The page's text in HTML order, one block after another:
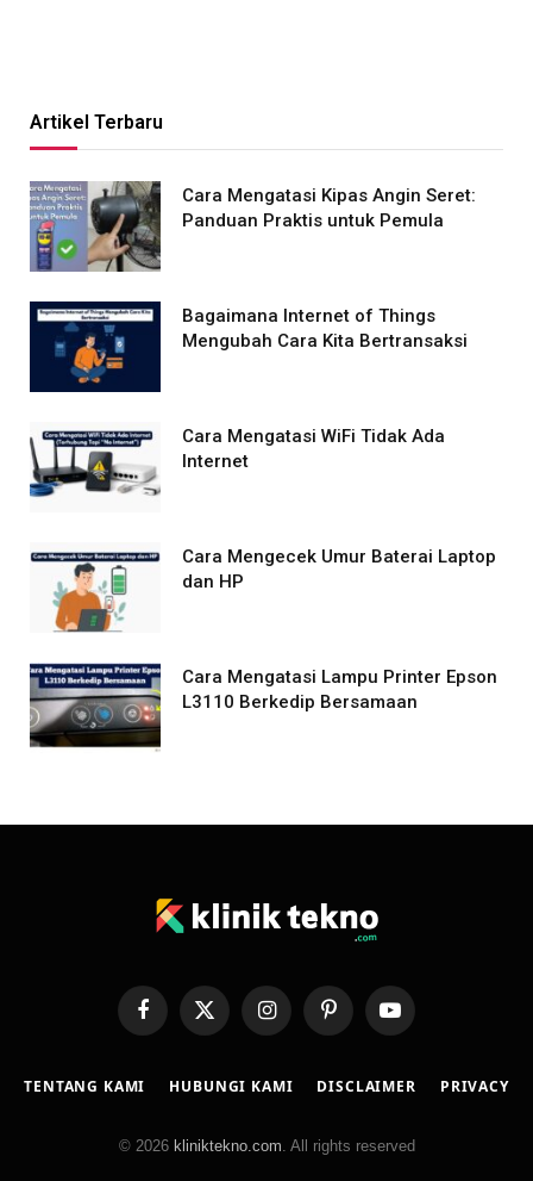
Artikel Terbaru
Cara Mengatasi Kipas Angin Seret:
Panduan Praktis untuk Pemula
Bagaimana Internet of Things
Mengubah Cara Kita Bertransaksi
Cara Mengatasi WiFi Tidak Ada
Internet
Cara Mengecek Umur Baterai Laptop
dan HP
Cara Mengatasi Lampu Printer Epson
L3110 Berkedip Bersamaan
FacebookX
InstagramPinterestYouTube
TENTANG KAMI HUBUNGI KAMI DISCLAIMER PRIVACY
© 2026 kliniktekno.com . All rights reserved